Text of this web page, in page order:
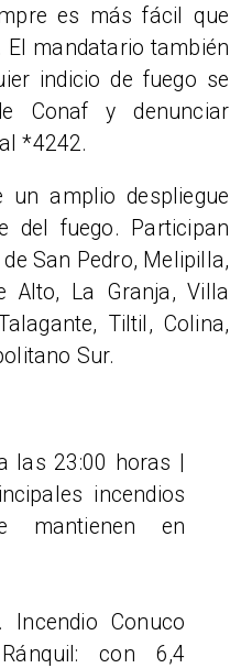
es más fácil que
El mandatario también
indicio de fuego se
Conaf y denunciar
*4242.
un amplio despliegue
del fuego. Participan
San Pedro, Melipilla,
Alto, La Granja, Villa
Tiltil, Colina,
Sur.
23:00 horas |
incendios
mantienen en
Conuco
con 6,4